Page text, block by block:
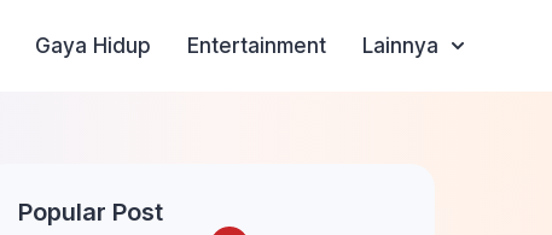
Gaya Hidup Entertainment Lainnya
Popular Post